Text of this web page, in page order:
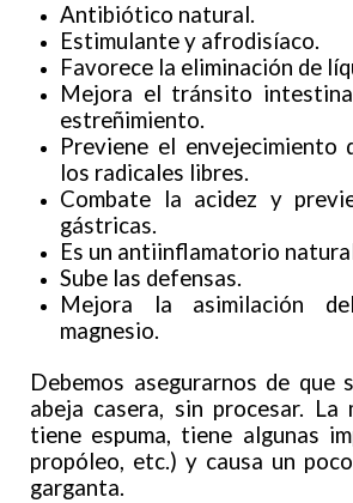
Antibiótico natural.
Estimulante y afrodisíaco.
Favorece la eliminación de
Mejora el tránsito
estreñimiento.
Previene el envejecimiento
los radicales libres.
Combate la acidez y
gástricas.
Es un antiinflamatorio
Sube las defensas.
Mejora la asimilación
magnesio.
Debemos asegurarnos de que
abeja casera, sin procesar. La
tiene espuma, tiene algunas
propóleo, etc.) y causa un
garganta.